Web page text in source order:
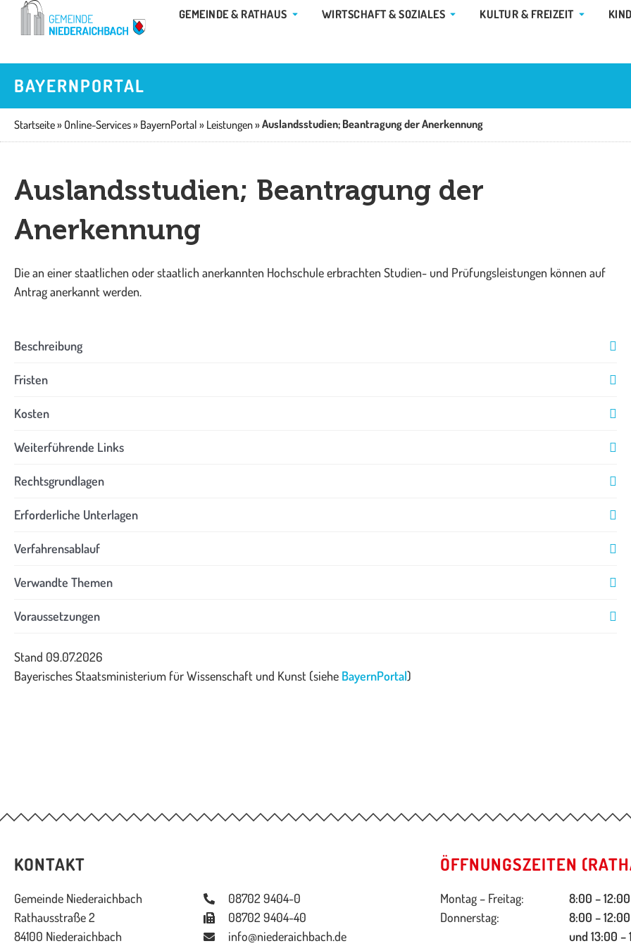
Zum
GEMEINDE & RATHAUS ÖFFNE GEMEINDE & RATHAUS
WIRTSCHAFT & SOZIALES ÖFFNE WIRTSCHAFT & SOZIALES
KULTUR & FREIZEIT ÖFFNE
BAYERNPORTAL
Startseite» Online-Services» BayernPortal » Leistungen»Auslandsstudien; Beantragung der Anerkennung
Auslandsstudien; Beantragung der
Anerkennung
Die an einer staatlichen oder staatlich anerkannten Hochschule erbrachten Studien- und Prüfungsleistungen können auf
Antrag anerkannt werden.
Beschreibung
Fristen
Kosten
Weiterführende Links
Rechtsgrundlagen
Erforderliche Unterlagen
Verfahrensablauf
Verwandte Themen
Voraussetzungen
Stand 09.07.2026
Bayerisches Staatsministerium für Wissenschaft und Kunst (siehe BayernPortal)
KONTAKT
Gemeinde Niederaichbach
Rathausstraße 2
84100 Niederaichbach
08702 9404-0
08702 9404-40
info@niederaichbach.de
ÖFFNUNGSZEITEN
Montag – Freitag:
8:00 –
Donnerstag:
8:00 –
und 13:00 –